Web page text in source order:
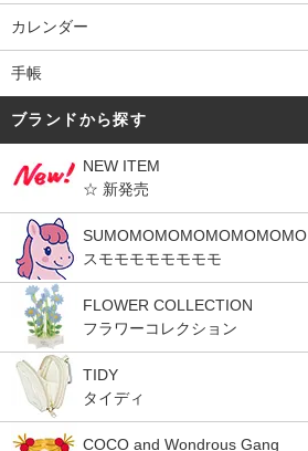
カレンダー
手帳
ブランドから探す
NEW ITEM
☆ 新発売
SUMOMOMOMOMOMOMOMO
スモモモモモモモモ
FLOWER COLLECTION
フラワーコレクション
TIDY
タイディ
COCO and Wondrous Gang